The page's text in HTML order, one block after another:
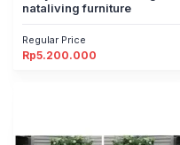
nataliving furniture
Regular Price
Rp5.200.000